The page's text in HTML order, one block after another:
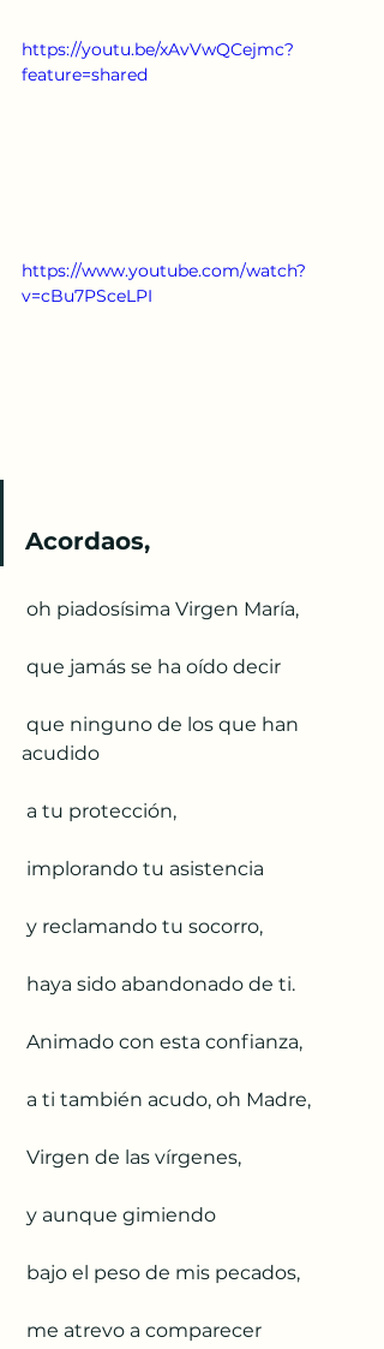
https://youtu.be/xAvVwQCejmc?
feature=shared
https://www.youtube.com/watch?
v=cBu7PSceLPI
Acordaos,
oh piadosísima Virgen María,
que jamás se ha oído decir
que ninguno de los que han
acudido
a tu protección,
implorando tu asistencia
y reclamando tu socorro,
haya sido abandonado de ti.
Animado con esta confianza,
a ti también acudo, oh Madre,
Virgen de las vírgenes,
y aunque gimiendo
bajo el peso de mis pecados,
me atrevo a comparecer